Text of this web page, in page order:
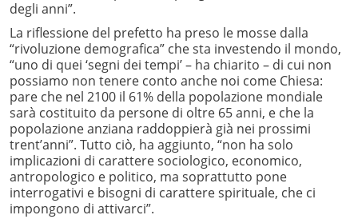
degli anni”.
La riflessione del prefetto ha preso le mosse dalla
“rivoluzione demografica” che sta investendo il mondo,
“uno di quei ‘segni dei tempi’ – ha chiarito – di cui non
possiamo non tenere conto anche noi come Chiesa:
pare che nel 2100 il 61% della popolazione mondiale
sarà costituito da persone di oltre 65 anni, e che la
popolazione anziana raddoppierà già nei prossimi
trent’anni”. Tutto ciò, ha aggiunto, “non ha solo
implicazioni di carattere sociologico, economico,
antropologico e politico, ma soprattutto pone
interrogativi e bisogni di carattere spirituale, che ci
impongono di attivarci”.